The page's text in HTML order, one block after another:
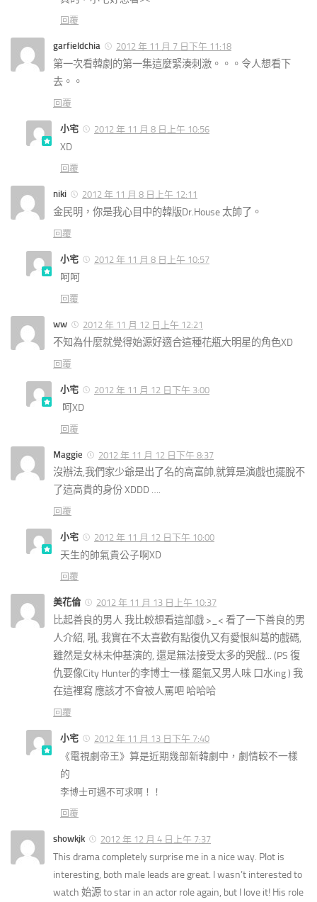
回覆
garfieldchia 2012 年 11 月 7 日下午 11:18
第一次看韓劇的第一集這麼緊湊刺激。。。令人想看下
去。。
回覆
小宅 2012 年 11 月 8 日上午 10:56
XD
回覆
niki 2012 年 11 月 8 日上午 12:11
金民明，你是我心目中的韓版Dr.House 太帥了。
回覆
小宅 2012 年 11 月 8 日上午 10:57
呵呵
回覆
ww 2012 年 11 月 12 日上午 12:21
不知為什麼就覺得始源好適合這種花瓶大明星的角色XD
回覆
小宅 2012 年 11 月 12 日下午 3:00
呵XD
回覆
Maggie 2012 年 11 月 12 日下午 8:37
沒辦法,我們家少爺是出了名的高富帥,就算是演戲也擺脫不
了這高貴的身份 XDDD ….
回覆
小宅 2012 年 11 月 12 日下午 10:00
天生的帥氣貴公子啊XD
回覆
美花倫 2012 年 11 月 13 日上午 10:37
比起善良的男人 我比較想看這部戲 >_< 看了一下善良的男
人介紹, 吼, 我實在不太喜歡有點復仇又有愛恨糾葛的戲碼,
雖然是女林未仲基演的, 還是無法接受太多的哭戲... (PS 復
仇要像City Hunter的李博士一樣 罷氣又男人味 口水ing ) 我
在這裡寫 應該才不會被人罵吧 哈哈哈
回覆
小宅 2012 年 11 月 13 日下午 7:40
《電視劇帝王》算是近期幾部新韓劇中，劇情較不一樣
的
李博士可遇不可求啊！！
回覆
showkjk 2012 年 12 月 4 日上午 7:37
This drama completely surprise me in a nice way. Plot is
interesting, both male leads are great. I wasn’t interested to
watch 始源 to star in an actor role again, but I love it! His role